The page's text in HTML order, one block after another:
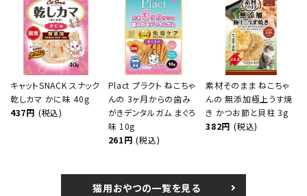
キャットSNACK スナック
乾しカマ かに味 40g
437円 (税込)
Plact プラクト ねこちゃ
んの 3ヶ月からの歯み
がきデンタルガム まぐろ
味 10g
261円 (税込)
素材そのまま ねこちゃ
んの 無添加極上うす焼
き かつお節と貝柱 3g
382円 (税込)
猫用おやつの一覧を見る